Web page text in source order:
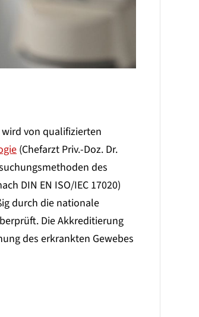
von qualifizierten
(Chefarzt Priv.-Doz. Dr.
des
DIN EN ISO/IEC 17020)
durch die nationale
Die Akkreditierung
des erkrankten Gewebes